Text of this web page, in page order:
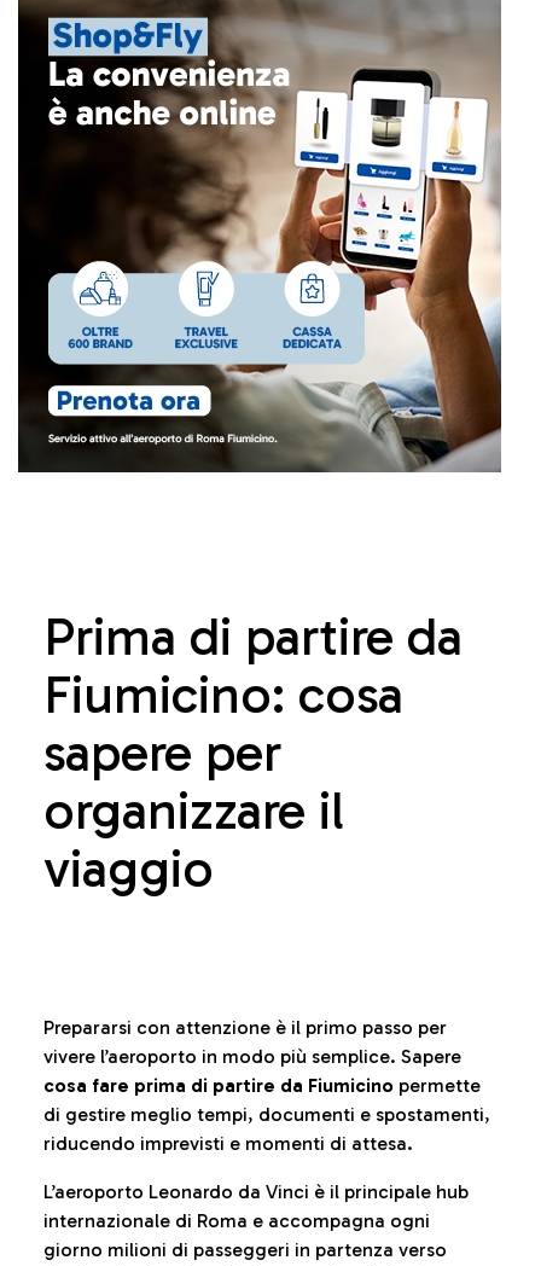
Prima di partire da
Fiumicino: cosa
sapere per
organizzare il
viaggio
Prepararsi con attenzione è il primo passo per
vivere l’aeroporto in modo più semplice. Sapere
cosa fare prima di partire da Fiumicino permette
di gestire meglio tempi, documenti e spostamenti,
riducendo imprevisti e momenti di attesa.
L’aeroporto Leonardo da Vinci è il principale hub
internazionale di Roma e accompagna ogni
giorno milioni di passeggeri in partenza verso